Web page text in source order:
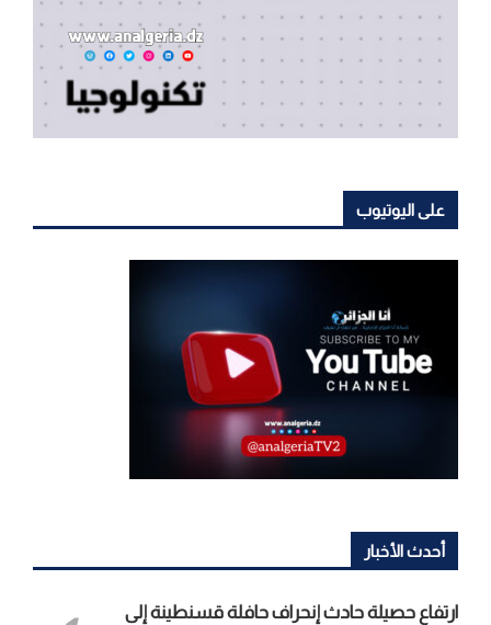
على اليوتيوب
أحدث الأخبار
ارتفاع حصيلة حادث إنحراف حافلة قسنطينة إلى